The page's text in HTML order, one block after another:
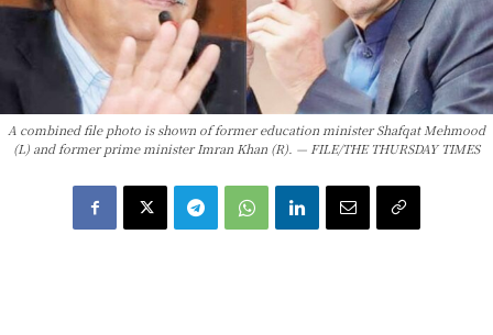
A combined file photo is shown of former education minister Shafqat Mehmood
(L) and former prime minister Imran Khan (R). — FILE/THE THURSDAY TIMES